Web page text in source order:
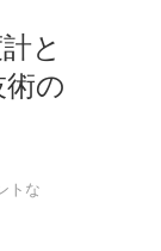
と
の
トな